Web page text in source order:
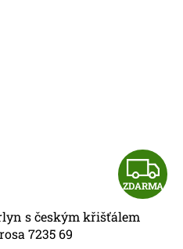
Z
D
ZDARMA
s českým křišťálem
7235 69